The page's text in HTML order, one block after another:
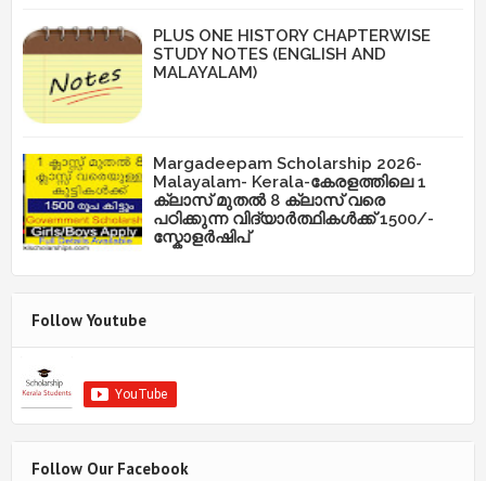
PLUS ONE HISTORY CHAPTERWISE
STUDY NOTES (ENGLISH AND
MALAYALAM)
Margadeepam Scholarship 2026-
Malayalam- Kerala-കേരളത്തിലെ 1
ക്ലാസ് മുതൽ 8 ക്ലാസ് വരെ
പഠിക്കുന്ന വിദ്യാർത്ഥികൾക്ക് 1500/-
സ്കോളർഷിപ്
Follow Youtube
Follow Our Facebook